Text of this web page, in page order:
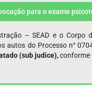
– SEAD e o
autos do Processo n°
(sub judice),conforme
para o exame